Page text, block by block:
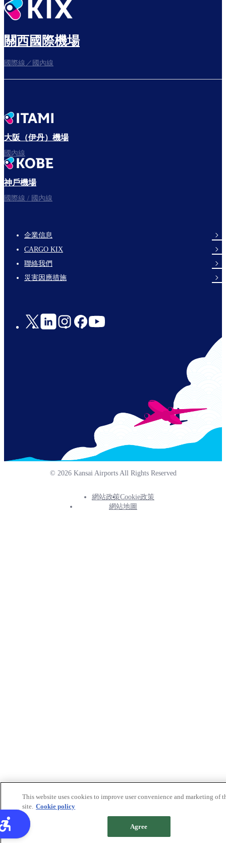
關西國際機場
國際線／國內線
大阪（伊丹）機場
國內線
神戶機場
國際線 / 國內線
footer-
links-
en-
企業信息
CARGO KIX
聯絡我們
災害因應措施
Social
© 2026 Kansai Airports All Rights Reserved
Footer
網站政策Cookie政策
網站地圖
This website uses cookies to improve user convenience and marketing of
site. Cookie policy
Agree